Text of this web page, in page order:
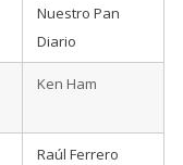
Nuestro Pan
Diario
Ken Ham
Raúl Ferrero